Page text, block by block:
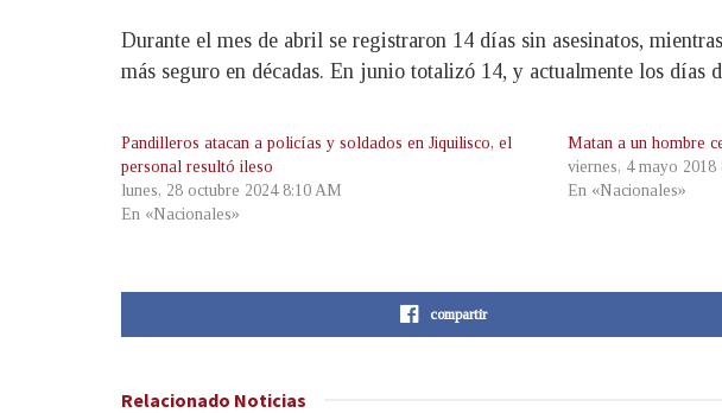
Durante el mes de abril se registraron 14 días sin asesinatos,
más seguro en décadas. En junio totalizó 14, y actualmente los
Pandilleros atacan a policías y soldados en Jiquilisco, el
personal resultó ileso
lunes, 28 octubre 2024 8:10 AM
En «Nacionales»
Matan a un hombre
viernes, 4 mayo 2018
En «Nacionales»
compartir
Relacionado Noticias